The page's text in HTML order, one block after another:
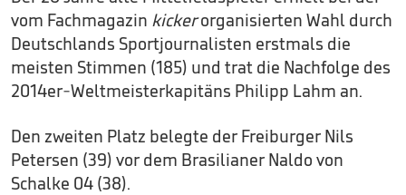
vom Fachmagazin kickerorganisierten Wahl durch
Deutschlands Sportjournalisten erstmals die
meisten Stimmen (185) und trat die Nachfolge des
2014er-Weltmeisterkapitäns Philipp Lahm an.
Den zweiten Platz belegte der Freiburger Nils
Petersen (39) vor dem Brasilianer Naldo von
Schalke 04 (38).